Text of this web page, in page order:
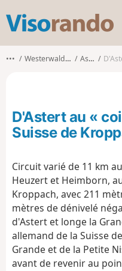
s
o
o
••• Westerwaldkreis Astert
D'Astert au «
Suisse de
Circuit varié de 11 km
Heuzert et Heimborn,
Kroppach, avec 211
mètres de dénivelé
d'Astert et longe la
allemand de la Suisse
Grande et de la Petite
avant de revenir au